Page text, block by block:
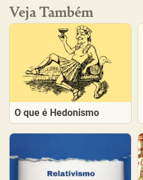
Veja Também
O que é Hedonismo